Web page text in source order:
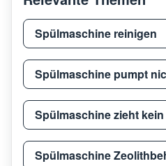
Spülmaschine reinigen
Spülmaschine pumpt
Spülmaschine zieht
Spülmaschine